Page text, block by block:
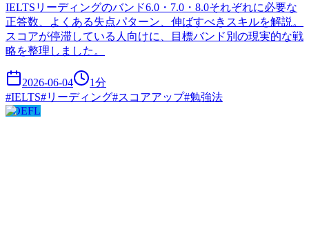
IELTSリーディングのバンド6.0・7.0・8.0それぞれに必要な
正答数、よくある失点パターン、伸ばすべきスキルを解説。
スコアが停滞している人向けに、目標バンド別の現実的な戦
略を整理しました。
2026-06-04 1分
#IELTS#リーディング#スコアアップ#勉強法
TOEFL